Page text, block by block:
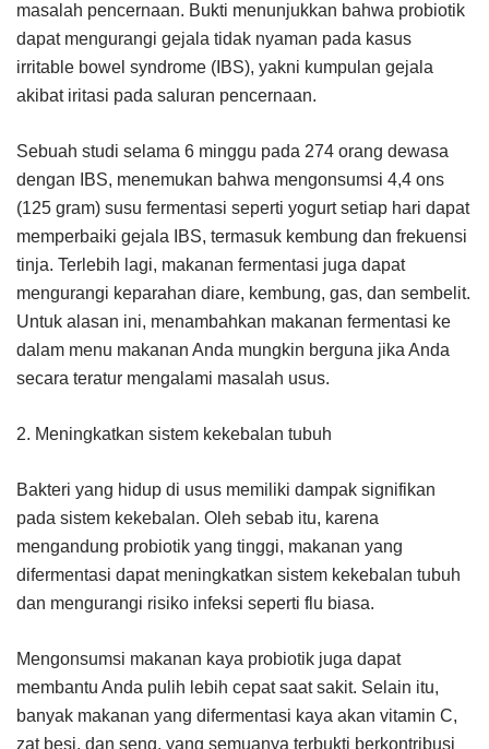
masalah pencernaan. Bukti menunjukkan bahwa probiotik
dapat mengurangi gejala tidak nyaman pada kasus
irritable bowel syndrome (IBS), yakni kumpulan gejala
akibat iritasi pada saluran pencernaan.
Sebuah studi selama 6 minggu pada 274 orang dewasa
dengan IBS, menemukan bahwa mengonsumsi 4,4 ons
(125 gram) susu fermentasi seperti yogurt setiap hari dapat
memperbaiki gejala IBS, termasuk kembung dan frekuensi
tinja. Terlebih lagi, makanan fermentasi juga dapat
mengurangi keparahan diare, kembung, gas, dan sembelit.
Untuk alasan ini, menambahkan makanan fermentasi ke
dalam menu makanan Anda mungkin berguna jika Anda
secara teratur mengalami masalah usus.
2. Meningkatkan sistem kekebalan tubuh
Bakteri yang hidup di usus memiliki dampak signifikan
pada sistem kekebalan. Oleh sebab itu, karena
mengandung probiotik yang tinggi, makanan yang
difermentasi dapat meningkatkan sistem kekebalan tubuh
dan mengurangi risiko infeksi seperti flu biasa.
Mengonsumsi makanan kaya probiotik juga dapat
membantu Anda pulih lebih cepat saat sakit. Selain itu,
banyak makanan yang difermentasi kaya akan vitamin C,
zat besi, dan seng, yang semuanya terbukti berkontribusi